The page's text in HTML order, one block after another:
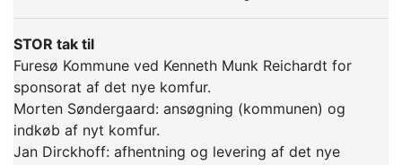
STOR tak til
Furesø Kommune ved Kenneth Munk Reichardt for
sponsorat af det nye komfur.
Morten Søndergaard: ansøgning (kommunen) og
indkøb af nyt komfur.
Jan Dirckhoff: afhentning og levering af det nye